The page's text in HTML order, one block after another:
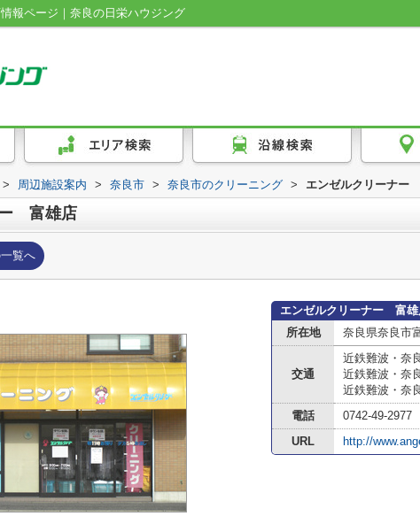
報ページ｜奈良の日栄ハウジング
> 周辺施設案内 > 奈良市 > 奈良市のクリーニング > エンゼルクリーナー
ー 富雄店
覧へ
エンゼルクリーナー 富雄
所在地
奈良県奈良市
交通
近鉄難波・奈
近鉄難波・奈
近鉄難波・奈
電話
0742-49-2977
URL
http://